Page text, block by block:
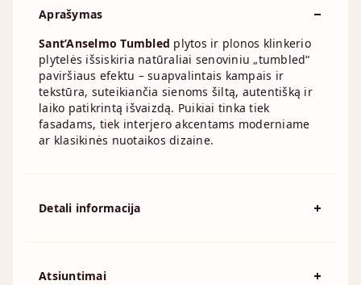
Aprašymas
Sant’Anselmo Tumbled plytos ir plonos klinkerio
plytelės išsiskiria natūraliai senoviniu „tumbled“
paviršiaus efektu – suapvalintais kampais ir
tekstūra, suteikiančia sienoms šiltą, autentišką ir
laiko patikrintą išvaizdą. Puikiai tinka tiek
fasadams, tiek interjero akcentams moderniame
ar klasikinės nuotaikos dizaine.
Detali informacija
Išmatavimai
Atsiuntimai